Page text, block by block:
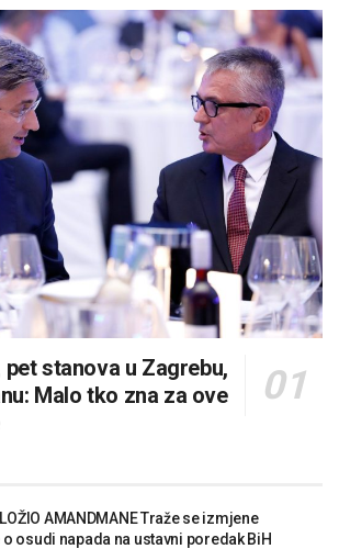
stanova u Zagrebu,
Malo tko zna za ove
AMANDMANE Traže se izmjene
osudi napada na ustavni poredak BiH